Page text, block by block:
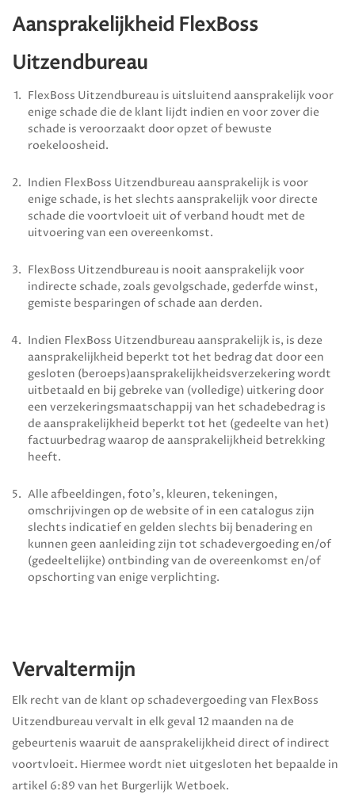
Aansprakelijkheid FlexBoss
Uitzendbureau
FlexBoss Uitzendbureau is uitsluitend aansprakelijk voor
enige schade die de klant lijdt indien en voor zover die
schade is veroorzaakt door opzet of bewuste
roekeloosheid.
Indien FlexBoss Uitzendbureau aansprakelijk is voor
enige schade, is het slechts aansprakelijk voor directe
schade die voortvloeit uit of verband houdt met de
uitvoering van een overeenkomst.
FlexBoss Uitzendbureau is nooit aansprakelijk voor
indirecte schade, zoals gevolgschade, gederfde winst,
gemiste besparingen of schade aan derden.
Indien FlexBoss Uitzendbureau aansprakelijk is, is deze
aansprakelijkheid beperkt tot het bedrag dat door een
gesloten (beroeps)aansprakelijkheidsverzekering wordt
uitbetaald en bij gebreke van (volledige) uitkering door
een verzekeringsmaatschappij van het schadebedrag is
de aansprakelijkheid beperkt tot het (gedeelte van het)
factuurbedrag waarop de aansprakelijkheid betrekking
heeft.
Alle afbeeldingen, foto’s, kleuren, tekeningen,
omschrijvingen op de website of in een catalogus zijn
slechts indicatief en gelden slechts bij benadering en
kunnen geen aanleiding zijn tot schadevergoeding en/of
(gedeeltelijke) ontbinding van de overeenkomst en/of
opschorting van enige verplichting.
Vervaltermijn
Elk recht van de klant op schadevergoeding van FlexBoss
Uitzendbureauvervalt in elk geval 12 maanden na de
gebeurtenis waaruit de aansprakelijkheid direct of indirect
voortvloeit. Hiermee wordt niet uitgesloten het bepaalde in
artikel 6:89 van het Burgerlijk Wetboek.